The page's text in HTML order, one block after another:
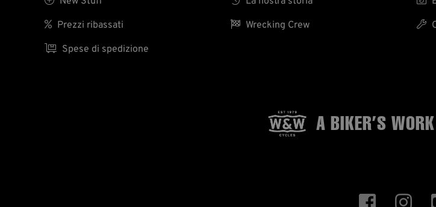
 Prezzi ribassati
 Spese di spedizione
 Wrecking Crew 
A BIKER’S WORK
 